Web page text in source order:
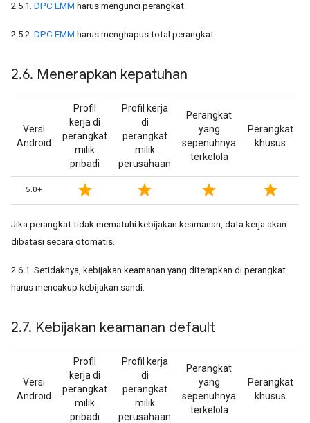
2.5.1. DPC EMM harus mengunci perangkat.
2.5.2. DPC EMM harus menghapus total perangkat.
2.6. Menerapkan kepatuhan
Versi
Android
Profil
kerja di
perangkat
milik
pribadi
Profil kerja
di
perangkat
milik
perusahaan
Perangkat
yang
sepenuhnya
terkelola
Perangkat
khusus
5.0+ star star star star
Jika perangkat tidak mematuhi kebijakan keamanan, data kerja akan
dibatasi secara otomatis.
2.6.1. Setidaknya, kebijakan keamanan yang diterapkan di perangkat
harus mencakup kebijakan sandi.
2.7. Kebijakan keamanan default
Versi
Android
Profil
kerja di
perangkat
milik
pribadi
Profil kerja
di
perangkat
milik
perusahaan
Perangkat
yang
sepenuhnya
terkelola
Perangkat
khusus